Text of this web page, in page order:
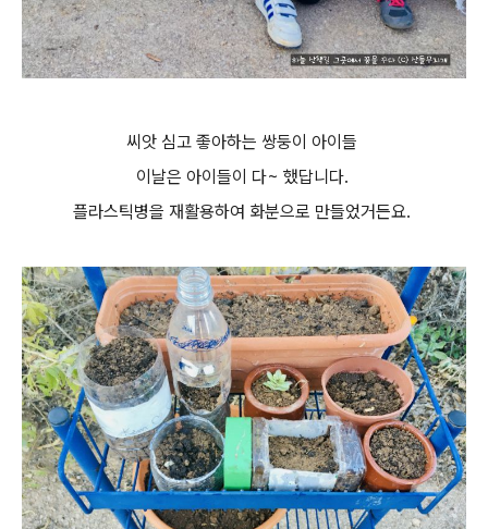
씨앗 심고 좋아하는 쌍둥이 아이들
이날은 아이들이 다~ 했답니다.
플라스틱병을 재활용하여 화분으로 만들었거든요.